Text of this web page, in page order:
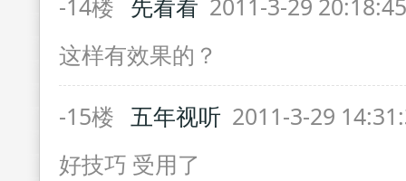
-14楼 先看看 2011-3-29
这样有效果的？
-15楼 五年视听 2011-3-29
好技巧 受用了